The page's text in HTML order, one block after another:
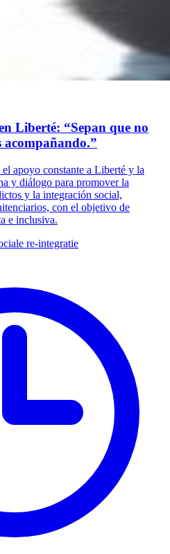
Liberté: “Sepan que no
acompañando.”
apoyo constante a Liberté y la
y diálogo para promover la
y la integración social,
con el objetivo de
e inclusiva.
re-integratie